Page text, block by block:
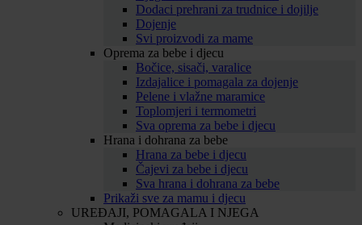
Dodaci prehrani za trudnice i dojilje
Dojenje
Svi proizvodi za mame
Oprema za bebe i djecu
Bočice, sisači, varalice
Izdajalice i pomagala za dojenje
Pelene i vlažne maramice
Toplomjeri i termometri
Sva oprema za bebe i djecu
Hrana i dohrana za bebe
Hrana za bebe i djecu
Čajevi za bebe i djecu
Sva hrana i dohrana za bebe
Prikaži sve za mamu i djecu
UREĐAJI, POMAGALA I NJEGA